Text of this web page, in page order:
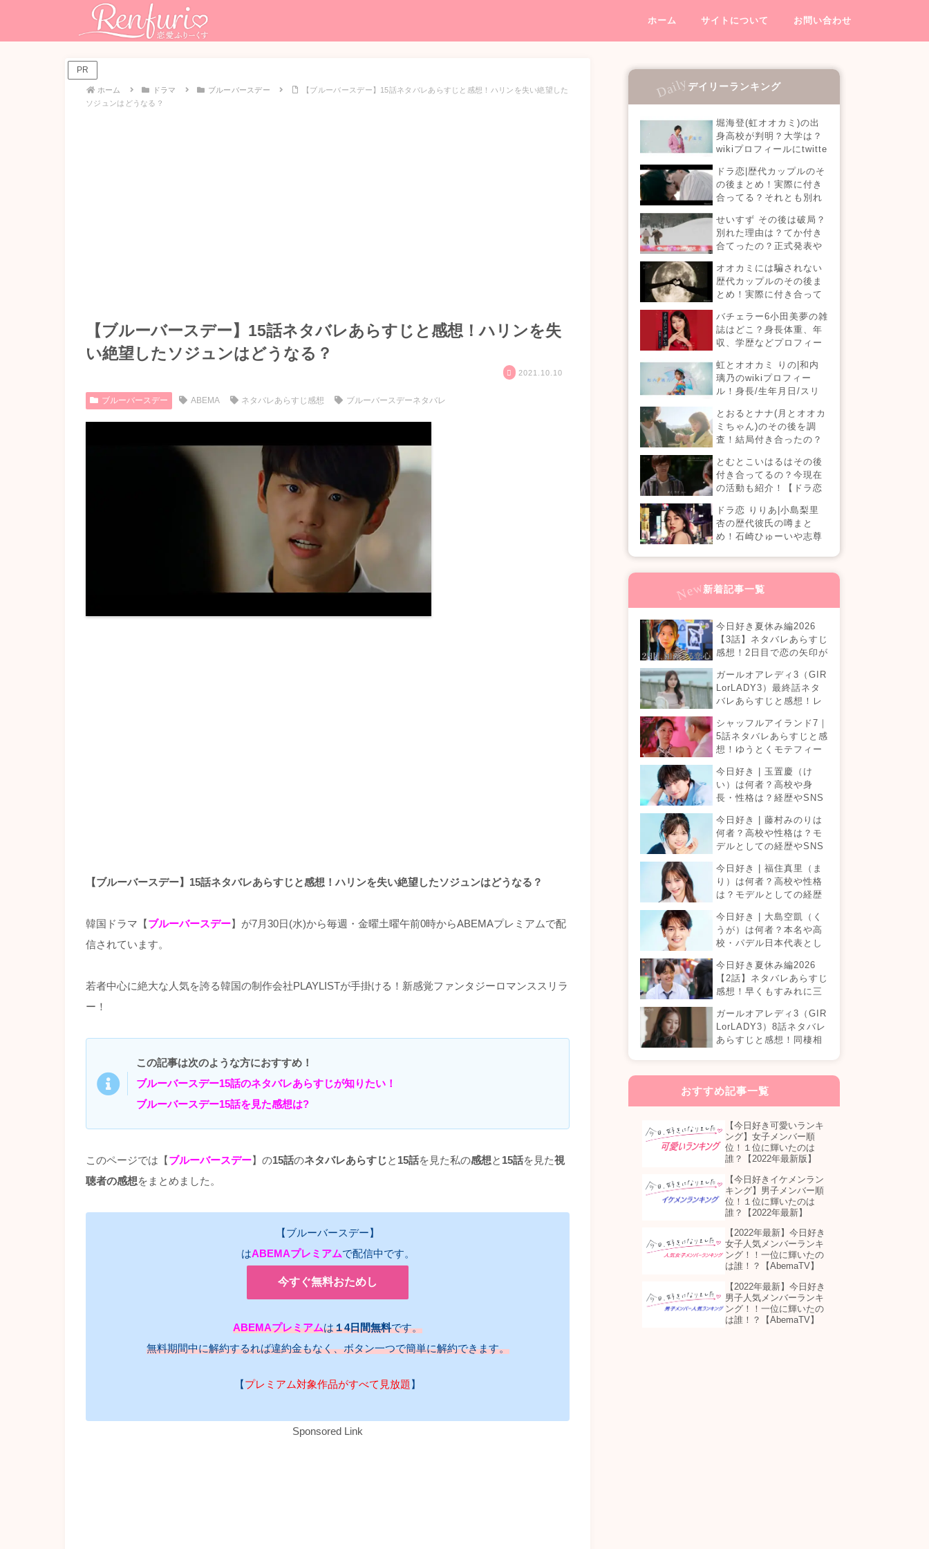
ホーム サイトについて お問い合わせ
PR
ホーム ドラマ ブルーバースデー
【ブルーバースデー】15話ネタバレあらすじと感想！ハリンを失い絶望した
ソジュンはどうなる？
【ブルーバースデー】15話ネタバレあらすじと感想！ハリンを失
い絶望したソジュンはどうなる？
2021.10.10
ブルーバースデー ABEMA ネタバレあらすじ感想 ブルーバースデーネタバレ
【ブルーバースデー】15話ネタバレあらすじと感想！ハリンを失い絶望したソジュンはどうなる？
韓国ドラマ【ブルーバースデー】が7月30日(水)から毎週・金曜土曜午前0時からABEMAプレミアムで配
信されています。
若者中心に絶大な人気を誇る韓国の制作会社PLAYLISTが手掛ける！新感覚ファンタジーロマンススリラ
ー！
この記事は次のような方におすすめ！
ブルーバースデー15話のネタバレあらすじが知りたい！
ブルーバースデー15話を見た感想は?
このページでは【ブルーバースデー】の15話のネタバレあらすじと 15話を見た私の感想と 15話を見た視
聴者の感想をまとめました。
【ブルーバースデー】
はABEMAプレミアムで配信中です。
今すぐ無料おためし
ABEMAプレミアムは１4日間無料です。
無料期間中に解約するれば違約金もなく、ボタン一つで簡単に解約できます。
【プレミアム対象作品がすべて見放題 】
Sponsored Link
デイリーランキング
堀海登(虹オオカミ)の出
身高校が判明？大学は？
wikiプロフィールにtwitte
オカミには騙されない】
ドラ恋|歴代カップルのそ
の後まとめ！実際に付き
合ってる？それとも別れ
【恋愛ドラマな恋がした
い】
せいすず その後は破局？
別れた理由は？てか付き
合てったの？正式発表や
オオカミには騙されない
歴代カップルのその後ま
とめ！実際に付き合って
現在の活動は？
バチェラー6小田美夢の雑
誌はどこ？身長体重、年
収、学歴などプロフィー
虹とオオカミ りの|和内
璃乃のwikiプロフィー
ル！身長/生年月日/スリ
とおるとナナ(月とオオカ
ミちゃん)のその後を調
査！結局付き合ったの？
とむとこいはるはその後
付き合ってるの？今現在
の活動も紹介！【ドラ恋
ドラ恋 りりあ|小島梨里
杏の歴代彼氏の噂まと
め！石崎ひゅーいや志尊
誌の真相は？『恋愛ドラ
マな恋がしたい in NEW
新着記事一覧
今日好き夏休み編2026
【3話】ネタバレあらすじ
感想！2日目で恋の矢印が
どこへ向かう？
ガールオアレディ3（GIR
LorLADY3）最終話ネタ
バレあらすじと感想！レ
婚を考えた付き合いがで
きるのか？カップルは何
組誕生する？
シャッフルアイランド7｜
5話ネタバレあらすじと感
想！ゆうとくモテフィー
ったが暴走！？
今日好き | 玉置慶（け
い）は何者？高校や身
長・性格は？経歴やSNS
今日好き | 藤村みのりは
何者？高校や性格は？モ
デルとしての経歴やSNS
今日好き | 福住真里（ま
り）は何者？高校や性格
は？モデルとしての経歴
め！
今日好き | 大島空凱（く
うが）は何者？本名や高
校・パデル日本代表とし
ールまとめ！
今日好き夏休み編2026
【2話】ネタバレあらすじ
感想！早くもすみれに三
ルは生まれる？
ガールオアレディ3（GIR
LorLADY3）8話ネタバレ
あらすじと感想！同棲相
おすすめ記事一覧
【今日好き可愛いランキ
ング】女子メンバー順
位！１位に輝いたのは
誰？【2022年最新版】
【今日好きイケメンラン
キング】男子メンバー順
位！１位に輝いたのは
誰？【2022年最新】
【2022年最新】今日好き
女子人気メンバーランキ
ング！！一位に輝いたの
は誰！？【AbemaTV】
【2022年最新】今日好き
男子人気メンバーランキ
ング！！一位に輝いたの
は誰！？【AbemaTV】